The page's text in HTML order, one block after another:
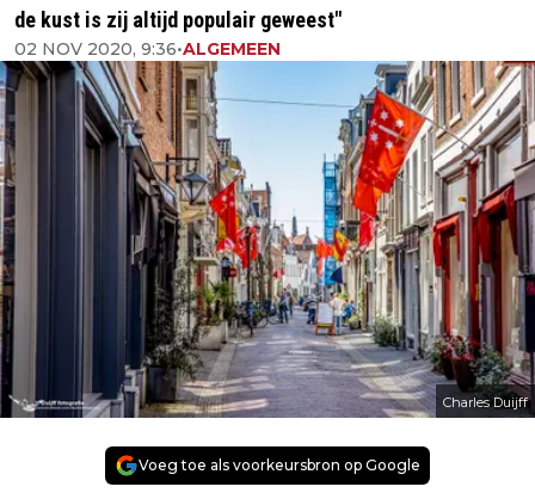
de kust is zij altijd populair geweest"
02 NOV 2020, 9:36•ALGEMEEN
Charles Duijff
Voeg toe als voorkeursbron op Google